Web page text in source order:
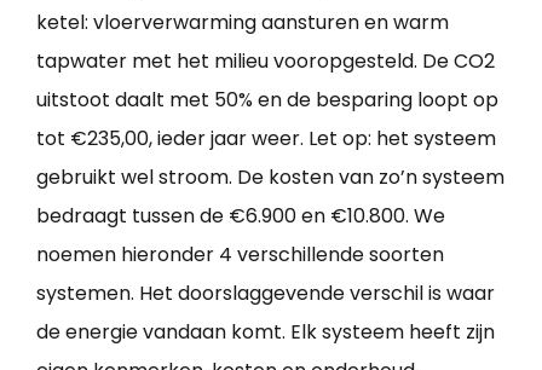
ketel: vloerverwarming aansturen en warm
tapwater met het milieu vooropgesteld. De CO2
uitstoot daalt met 50% en de besparing loopt op
tot €235,00, ieder jaar weer. Let op: het systeem
gebruikt wel stroom. De kosten van zo’n systeem
bedraagt tussen de €6.900 en €10.800. We
noemen hieronder 4 verschillende soorten
systemen. Het doorslaggevende verschil is waar
de energie vandaan komt. Elk systeem heeft zijn